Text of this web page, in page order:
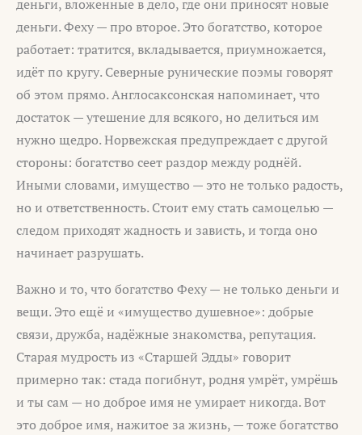
деньги, вложенные в дело, где они приносят новые
деньги. Феху — про второе. Это богатство, которое
работает: тратится, вкладывается, приумножается,
идёт по кругу. Северные рунические поэмы говорят
об этом прямо. Англосаксонская напоминает, что
достаток — утешение для всякого, но делиться им
нужно щедро. Норвежская предупреждает с другой
стороны: богатство сеет раздор между роднёй.
Иными словами, имущество — это не только радость,
но и ответственность. Стоит ему стать самоцелью —
следом приходят жадность и зависть, и тогда оно
начинает разрушать.
Важно и то, что богатство Феху — не только деньги и
вещи. Это ещё и «имущество душевное»: добрые
связи, дружба, надёжные знакомства, репутация.
Старая мудрость из «Старшей Эдды» говорит
примерно так: стада погибнут, родня умрёт, умрёшь
и ты сам — но доброе имя не умирает никогда. Вот
это доброе имя, нажитое за жизнь, — тоже богатство